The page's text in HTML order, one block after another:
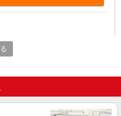
サポーター。シニア住宅の看
OK
不要＞
他多数